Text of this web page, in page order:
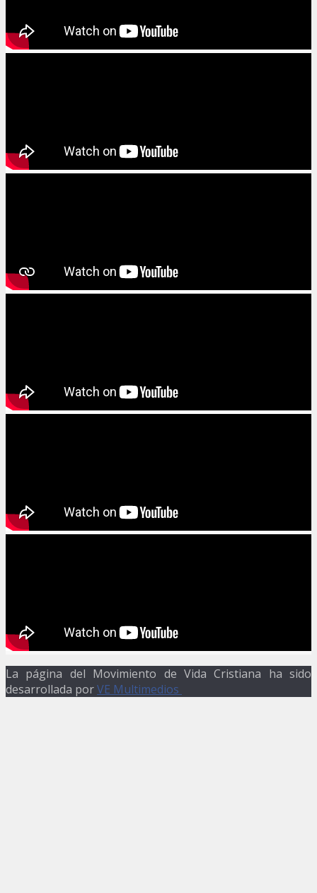
La página del Movimiento de Vida Cristiana ha sido
desarrollada porVE Multimedios